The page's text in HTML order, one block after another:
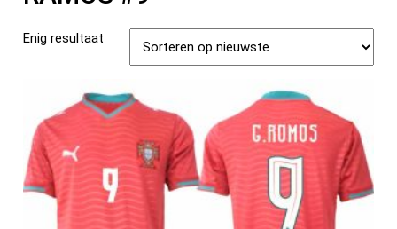
Enig resultaat